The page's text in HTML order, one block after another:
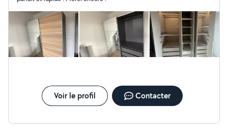
Voir le profil Contacter